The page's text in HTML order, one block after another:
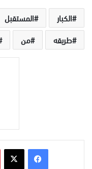
الكبار المستقبل
طريقه
من